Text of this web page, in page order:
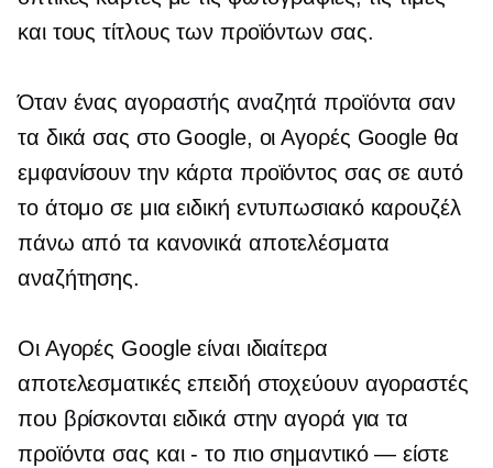
και τους τίτλους των προϊόντων σας.
Όταν ένας αγοραστής αναζητά προϊόντα σαν
τα δικά σας στο Google, οι Αγορές Google θα
εμφανίσουν την κάρτα προϊόντος σας σε αυτό
το άτομο σε μια ειδική εντυπωσιακόκαρουζέλ
πάνω από τα κανονικά αποτελέσματα
αναζήτησης.
Οι Αγορές Google είναι ιδιαίτερα
αποτελεσματικές επειδή στοχεύουν αγοραστές
που βρίσκονται ειδικά στην αγορά για τα
προϊόντα σας και- το πιο σημαντικό — είστε